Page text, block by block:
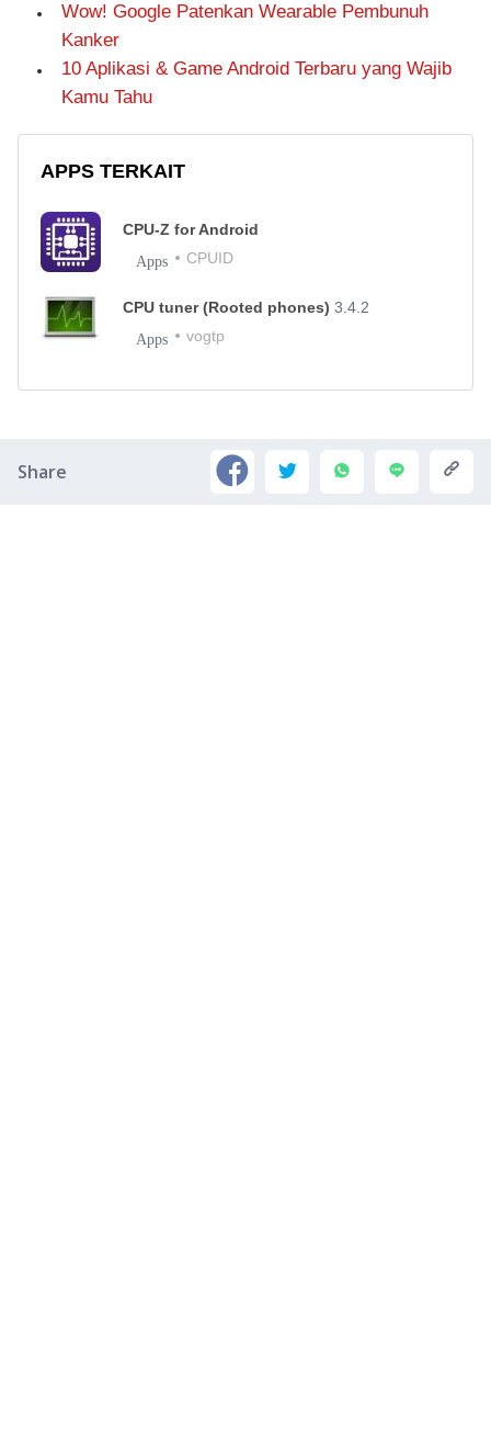
Wow! Google Patenkan Wearable Pembunuh
Kanker
10 Aplikasi & Game Android Terbaru yang Wajib
Kamu Tahu
APPS TERKAIT
CPU-Z for Android
Apps CPUID
CPU tuner (Rooted phones) 3.4.2
Apps vogtp
Share